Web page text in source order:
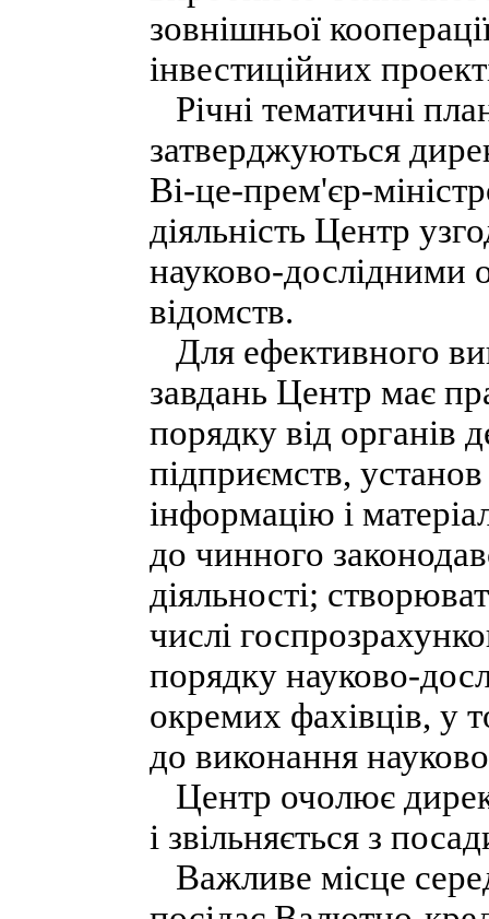
зовнішньої
інвестиційних
Річні тематичні
затверджуються
Ві-це-прем'єр-
діяльність Центр
науково-дослідними
відомств.
Для ефективного
завдань Центр має
порядку від органів
підприємств, установ
інформацію і
до чинного
діяльності;
числі
порядку науково-
окремих фахівців, у
до виконання
Центр очолює
і звільняється з
Важливе місце